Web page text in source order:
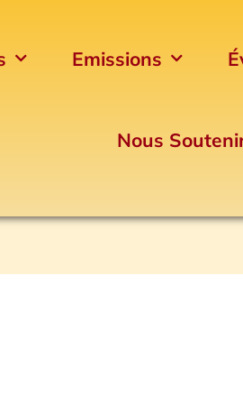
Emissions
Nous